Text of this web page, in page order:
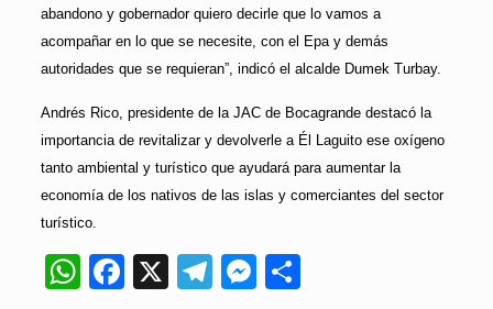
abandono y gobernador quiero decirle que lo vamos a
acompañar en lo que se necesite, con el Epa y demás
autoridades que se requieran”, indicó el alcalde Dumek Turbay.
Andrés Rico, presidente de la JAC de Bocagrande destacó la
importancia de revitalizar y devolverle a Él Laguito ese oxígeno
tanto ambiental y turístico que ayudará para aumentar la
economía de los nativos de las islas y comerciantes del sector
turístico.
WhatsApp
Facebook
X Telegram
Messenger